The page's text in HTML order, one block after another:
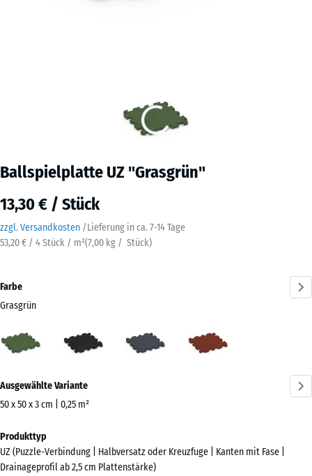
Ballspielplatte UZ "Grasgrün"
13,30 € / Stück
zzgl. Versandkosten /Lieferung in ca. 7-14 Tage
53,20 € / 4 Stück / m²(7,00 kg / Stück)
Farbe
Grasgrün
(active)
Schiefergrau
Informationen
zu
Farben?
Farbpalette
Ausgewählte Variante
50 x 50 x 3 cm | 0,25 m²
Abmessungen
für
den
Produkttyp
UZ (Puzzle-Verbindung | Halbversatz oder Kreuzfuge | Kanten mit Fase |
Drainageprofil ab 2,5 cm Plattenstärke)